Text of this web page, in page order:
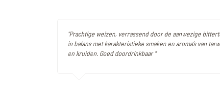
"Prachtige weizen, verrassend door de aanwezige
in balans met karakteristieke smaken en aroma’s van
en kruiden. Goed doordrinkbaar "